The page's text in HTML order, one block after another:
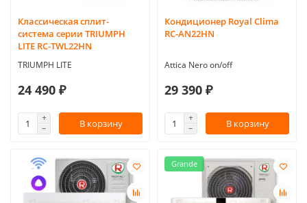
Классическая сплит-
система серии TRIUMPH
LITE RC-TWL22HN
TRIUMPH LITE
24 490 ₽
В корзину
Кондиционер Royal Clima
RC-AN22HN
Attica Nero on/off
29 390 ₽
В корзину
Grande